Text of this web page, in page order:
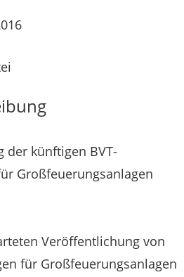
der künftigen BVT-
Großfeuerungsanlagen
Veröffentlichung von
für Großfeuerungsanlagen